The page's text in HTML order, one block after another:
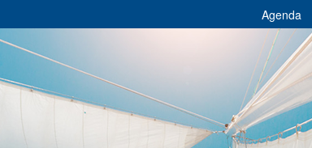
Agenda